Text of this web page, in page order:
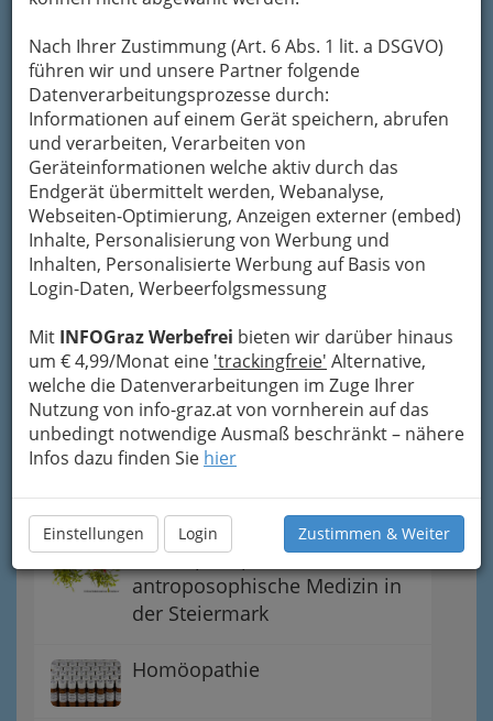
Nach Ihrer Zustimmung (Art. 6 Abs. 1 lit. a DSGVO)
führen wir und unsere Partner folgende
Datenverarbeitungsprozesse durch:
Informationen auf einem Gerät speichern, abrufen
und verarbeiten, Verarbeiten von
Geräteinformationen welche aktiv durch das
Endgerät übermittelt werden, Webanalyse,
Webseiten-Optimierung, Anzeigen externer (embed)
Inhalte, Personalisierung von Werbung und
Inhalten, Personalisierte Werbung auf Basis von
Login-Daten, Werbeerfolgsmessung
Mit INFOGraz Werbefrei bieten wir darüber hinaus
um € 4,99/Monat eine 'trackingfreie' Alternative,
welche die Datenverarbeitungen im Zuge Ihrer
Nutzung von info-graz.at von vornherein auf das
unbedingt notwendige Ausmaß beschränkt – nähere
Infos dazu finden Sie hier
Einstellungen Login Zustimmen & Weiter
Medizin - Spezialgebiete &
Alternatives
Alternativtherapie
Akupunktur und Varianten in
der Schmerztherapie
Anthroposophische /
antroposophische Medizin in
der Steiermark
Homöopathie